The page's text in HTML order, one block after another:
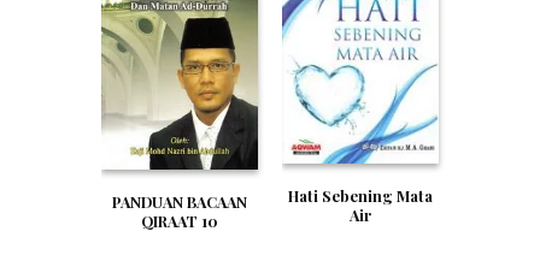
PANDUAN BACAAN
QIRAAT 10
Hati Sebening Mata
Air